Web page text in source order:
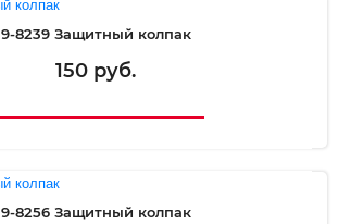
9-8239 Защитный колпак
150 руб.
9-8256 Защитный колпак